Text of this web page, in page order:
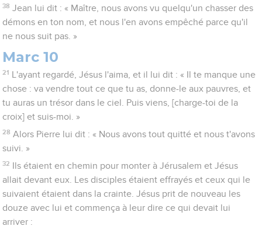
38 Jean lui dit : « Maître, nous avons vu quelqu'un chasser des
démons en ton nom, et nous l'en avons empêché parce qu'il
ne nous suit pas. »
Marc 10
21
L'ayant regardé, Jésus l'aima, et il lui dit : « Il te manque une
chose : va vendre tout ce que tu as, donne-le aux pauvres, et
tu auras un trésor dans le ciel. Puis viens, [charge-toi de la
croix] et suis-moi. »
28 Alors Pierre lui dit : « Nous avons tout quitté et nous t'avons
suivi. »
32
Ils étaient en chemin pour monter à Jérusalem et Jésus
allait devant eux. Les disciples étaient effrayés et ceux qui le
suivaient étaient dans la crainte. Jésus prit de nouveau les
douze avec lui et commença à leur dire ce qui devait lui
arriver :